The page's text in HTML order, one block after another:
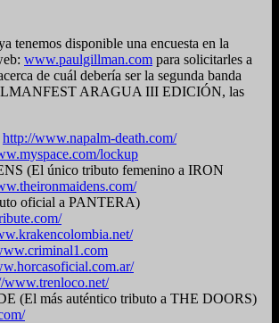
tenemos disponible una encuesta en la
www.paulgillman.com para solicitarles a
de cuál debería ser la segunda banda
ARAGUA III EDICIÓN, las
http://www.napalm-death.com/
lockup
(El único tributo femenino a IRON
oficial a PANTERA)
www.trenloco.net/
(El más auténtico tributo a THE DOORS)